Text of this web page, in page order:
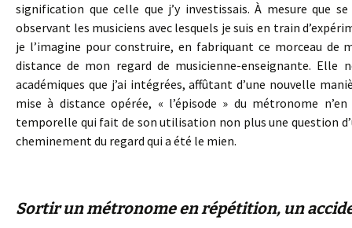
signification que celle que j’y investissais. À mesure que
observant les musiciens avec lesquels je suis en train
je l’imagine pour construire, en fabriquant ce morceau de
distance de mon regard de musicienne-enseignante.
académiques que j’ai intégrées, affûtant d’une nouvelle
mise à distance opérée, « l’épisode » du métronome
temporelle qui fait de son utilisation non plus une question
cheminement du regard qui a été le mien.
Sortir un métronome en répétition, un